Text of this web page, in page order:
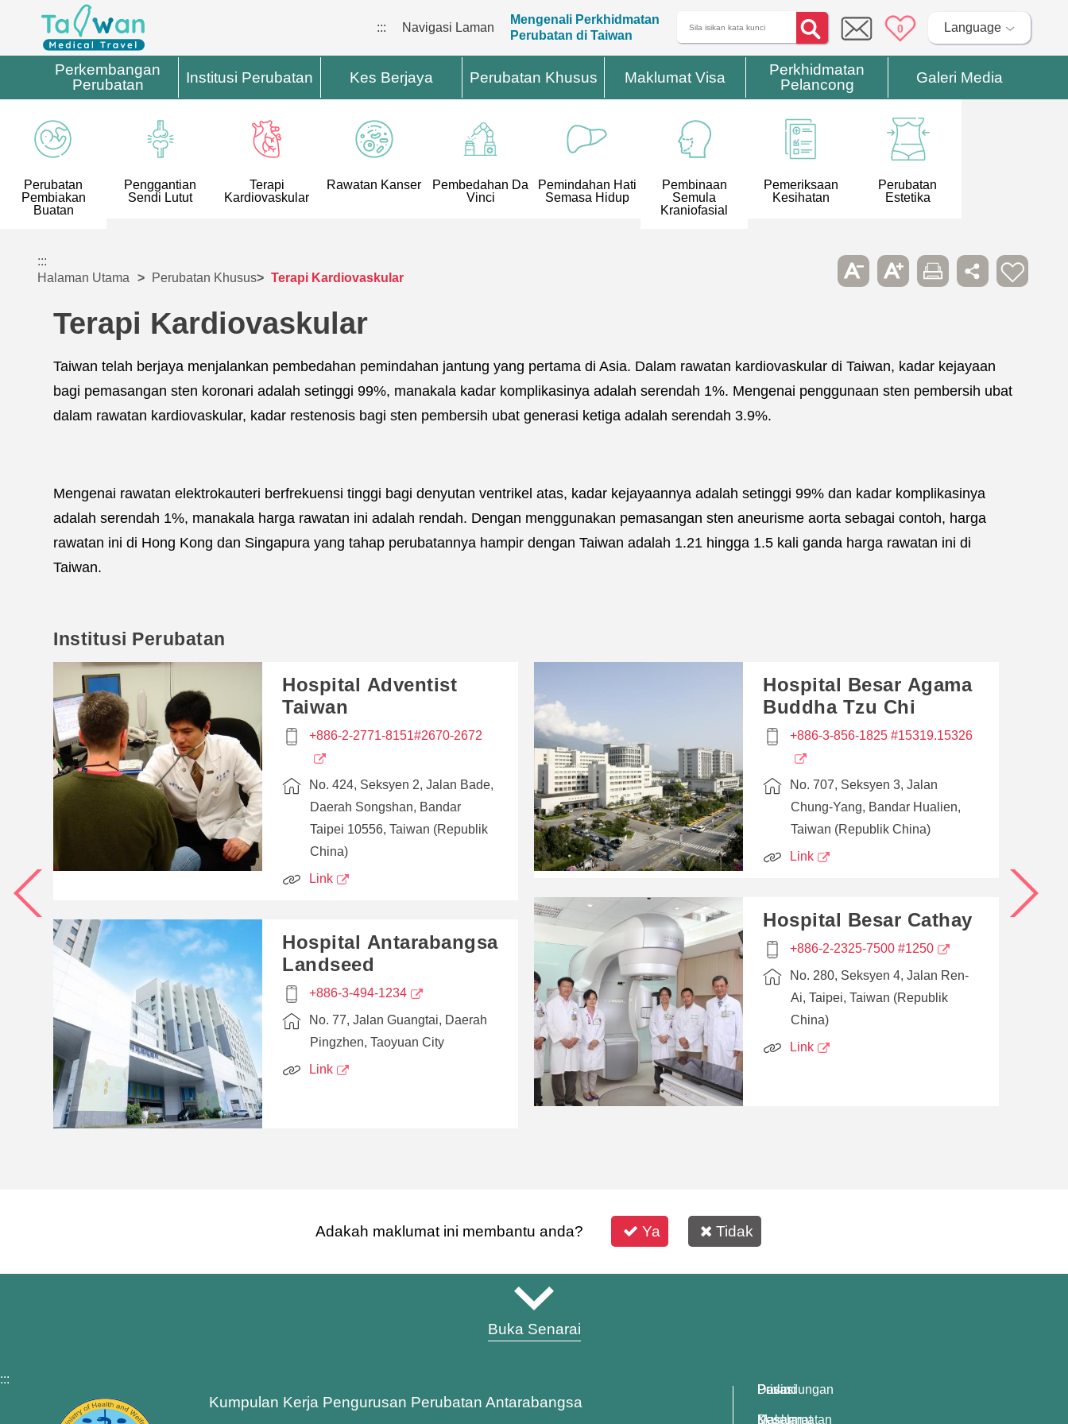
::: Navigasi Laman
Mengenali Perkhidmatan
Perubatan di Taiwan
0 Language
Perkembangan
Perubatan
Institusi Perubatan Kes Berjaya Perubatan Khusus Maklumat Visa
Perkhidmatan
Pelancong
Galeri Media
Perubatan
Pembiakan
Buatan
Penggantian
Sendi Lutut
Terapi
Kardiovaskular
Rawatan Kanser
Pembedahan Da
Vinci
Pemindahan Hati
Semasa Hidup
Pembinaan
Semula
Kraniofasial
Pemeriksaan
Kesihatan
Perubatan
Estetika
:::
Halaman Utama
Perubatan Khusus Terapi Kardiovaskular
Terapi Kardiovaskular
Taiwan telah berjaya menjalankan pembedahan pemindahan jantung yang pertama di Asia. Dalam rawatan kardiovaskular di Taiwan, kadar kejayaan
bagi pemasangan sten koronari adalah setinggi 99%, manakala kadar komplikasinya adalah serendah 1%. Mengenai penggunaan sten pembersih ubat
dalam rawatan kardiovaskular, kadar restenosis bagi sten pembersih ubat generasi ketiga adalah serendah 3.9%.
Mengenai rawatan elektrokauteri berfrekuensi tinggi bagi denyutan ventrikel atas, kadar kejayaannya adalah setinggi 99% dan kadar komplikasinya
adalah serendah 1%, manakala harga rawatan ini adalah rendah. Dengan menggunakan pemasangan sten aneurisme aorta sebagai contoh, harga
rawatan ini di Hong Kong dan Singapura yang tahap perubatannya hampir dengan Taiwan adalah 1.21 hingga 1.5 kali ganda harga rawatan ini di
Taiwan.
Institusi Perubatan
Hospital Adventist
Taiwan
+886-2-2771-8151#2670-2672
No. 424, Seksyen 2, Jalan Bade,
Daerah Songshan, Bandar
Taipei 10556, Taiwan (Republik
China)
Link
Hospital Antarabangsa
Landseed
+886-3-494-1234
No. 77, Jalan Guangtai, Daerah
Pingzhen, Taoyuan City
Link
Hospital Besar Agama
Buddha Tzu Chi
+886-3-856-1825 #15319.15326
No. 707, Seksyen 3, Jalan
Chung-Yang, Bandar Hualien,
Taiwan (Republik China)
Link
Hospital Besar Cathay
+886-2-2325-7500 #1250
No. 280, Seksyen 4, Jalan Ren-
Ai, Taipei, Taiwan (Republik
China)
Link
Adakah maklumat ini membantu anda? Ya Tidak
Buka Senarai
:::
Kumpulan Kerja Pengurusan Perubatan Antarabangsa
Dasar Perlindungan Privasi
Dasar Keselamatan Maklumat